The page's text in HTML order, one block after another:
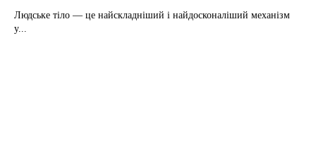
Людське тіло — це найскладніший і найдосконаліший механізм
у...